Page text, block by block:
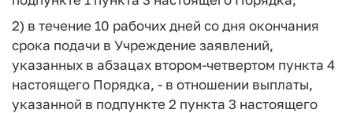
2) в течение 10 рабочих дней со дня окончания
срока подачи в Учреждение заявлений,
указанных в абзацах втором-четвертом пункта 4
настоящего Порядка, - в отношении выплаты,
указанной в подпункте 2 пункта 3 настоящего